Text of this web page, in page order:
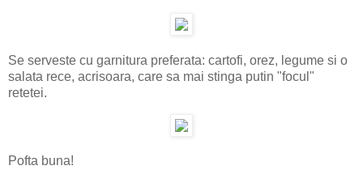
Se serveste cu garnitura preferata: cartofi, orez, legume si o
salata rece, acrisoara, care sa mai stinga putin "focul"
retetei.
Pofta buna!